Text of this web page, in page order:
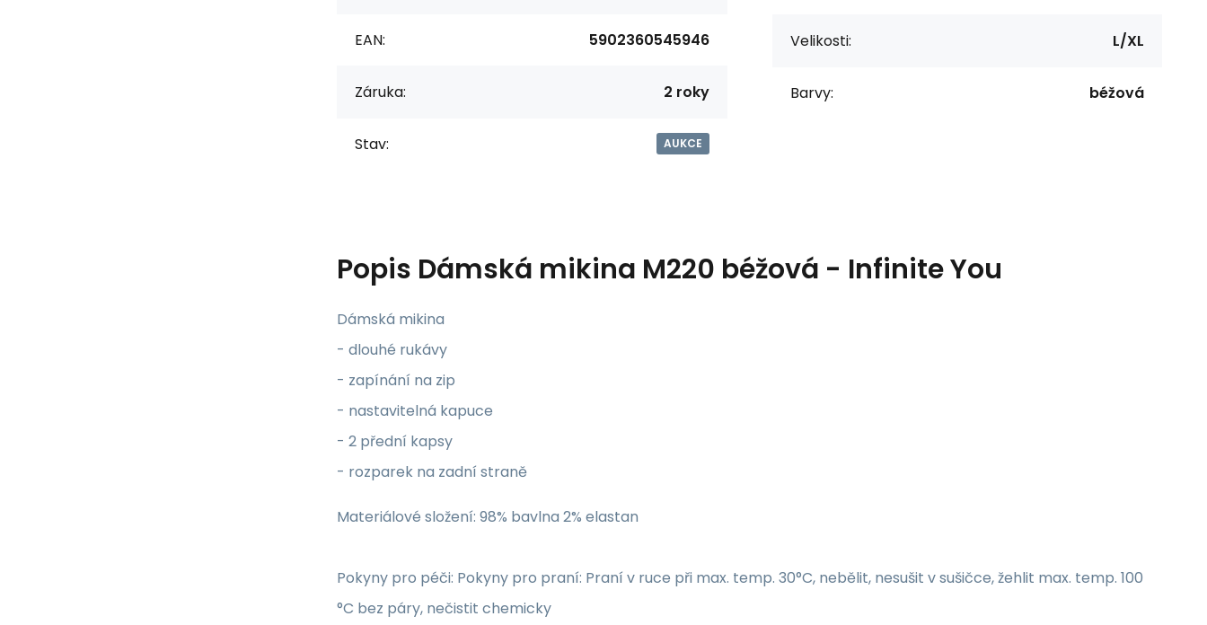
EAN: 5902360545946
Záruka: 2 roky
Stav: AUKCE
Velikosti: L/XL
Barvy: béžová
Popis Dámská mikina M220 béžová - Infinite You
Dámská mikina
- dlouhé rukávy
- zapínání na zip
- nastavitelná kapuce
- 2 přední kapsy
- rozparek na zadní straně
Materiálové složení: 98% bavlna 2% elastan
Pokyny pro péči: Pokyny pro praní: Praní v ruce při max. temp. 30°C, nebělit, nesušit v sušičce, žehlit max. temp. 100
°C bez páry, nečistit chemicky